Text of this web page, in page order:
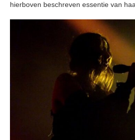
hierboven beschreven essentie van